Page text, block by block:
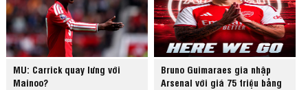
MU: Carrick quay lưng với
Mainoo?
Bruno Guimaraes gia nhập
Arsenal với giá 75 triệu bảng